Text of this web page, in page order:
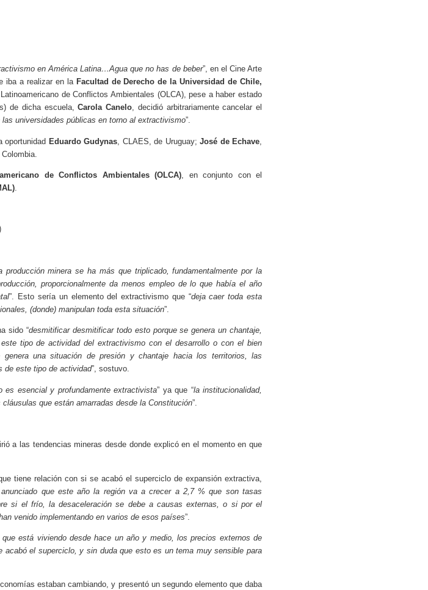
en América Latina…Agua que no has de beber”, en el Cine Arte
iba a realizar en la Facultad de Derecho de la Universidad de Chile,
de Conflictos Ambientales (OLCA), pese a haber estado
de dicha escuela,Carola Canelo, decidió arbitrariamente cancelar el
universidades públicas en torno al extractivismo”.
oportunidad Eduardo Gudynas , CLAES, de Uruguay;José de Echave
de Conflictos Ambientales (OLCA) , en conjunto con el
producción minera se ha más que triplicado, fundamentalmente por la
proporcionalmente da menos empleo de lo que había el año
”. Esto sería un elemento del extractivismo que “deja caer toda esta
(donde) manipulan toda esta situación”.
sido “desmitificar desmitificar todo esto porque se genera un chantaje,
tipo de actividad del extractivismo con el desarrollo o con el bien
una situación de presión y chantaje hacia los territorios, las
de este tipo de actividad”, sostuvo.
es esencial y profundamente extractivista” ya que “la institucionalidad,
que están amarradas desde la Constitución”.
a las tendencias mineras desde donde explicó en el momento en que
tiene relación con si se acabó el superciclo de expansión extractiva,
que este año la región va a crecer a 2,7 % que son tasas
si el frío, la desaceleración se debe a causas externas, o si por el
venido implementando en varios de esos países”.
está viviendo desde hace un año y medio, los precios externos de
el superciclo, y sin duda que esto es un tema muy sensible para
estaban cambiando, y presentó un segundo elemento que daba